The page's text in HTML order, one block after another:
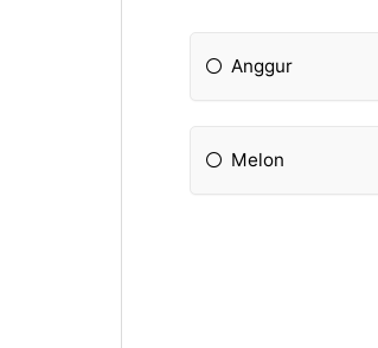
Anggur
Melon